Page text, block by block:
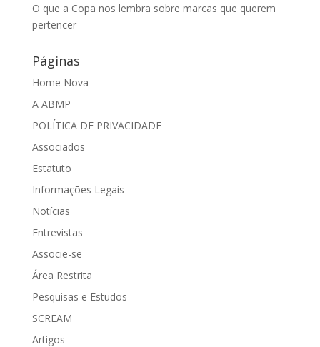
O que a Copa nos lembra sobre marcas que querem
pertencer
Páginas
Home Nova
A ABMP
POLÍTICA DE PRIVACIDADE
Associados
Estatuto
Informações Legais
Notícias
Entrevistas
Associe-se
Área Restrita
Pesquisas e Estudos
SCREAM
Artigos